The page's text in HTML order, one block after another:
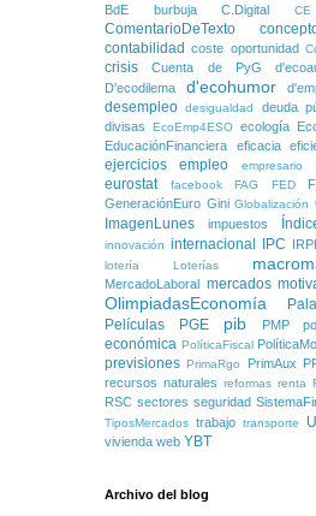
BdE burbuja C.Digital CE
ComentarioDeTexto
contabilidad coste oportunidad
crisis Cuenta de PyG
D'ecodilema
d'ecohumor
desempleo desigualdad deuda
divisas EcoEmp4ESO ecología
EducaciónFinanciera eficacia
ejercicios
empleo empresario
eurostat
facebook FAG FED
GeneraciónEuro Gini Globalización
ImagenLunes impuestos
innovación internacional IPC
lotería
Loterías
MercadoLaboral mercados
OlimpiadasEconomía
Películas PGE pib PMP
económica PolíticaFiscal
previsiones PrimaRgo PrimAux
recursos naturales reformas renta
RSC sectores seguridad
TiposMercados trabajo transporte
vivienda web YBT
Archivo del blog